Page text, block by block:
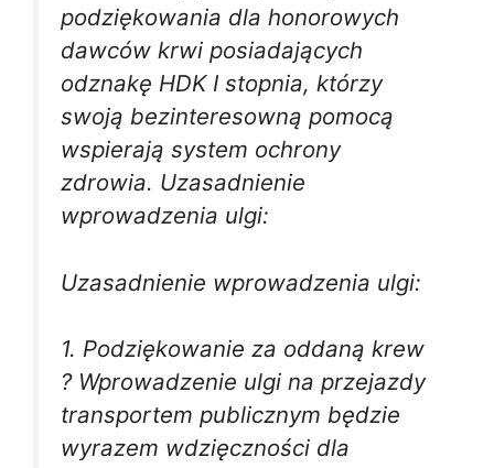
podziękowania dla honorowych
dawców krwi posiadających
odznakę HDK I stopnia, którzy
swoją bezinteresowną pomocą
wspierają system ochrony
zdrowia. Uzasadnienie
wprowadzenia ulgi:
Uzasadnienie wprowadzenia ulgi:
1. Podziękowanie za oddaną krew
? Wprowadzenie ulgi na przejazdy
transportem publicznym będzie
wyrazem wdzięczności dla